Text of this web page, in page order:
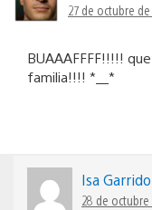
27 de octubre
BUAAAFFFF!!!!!
familia!!!! *__*
Isa Garrido
28 de